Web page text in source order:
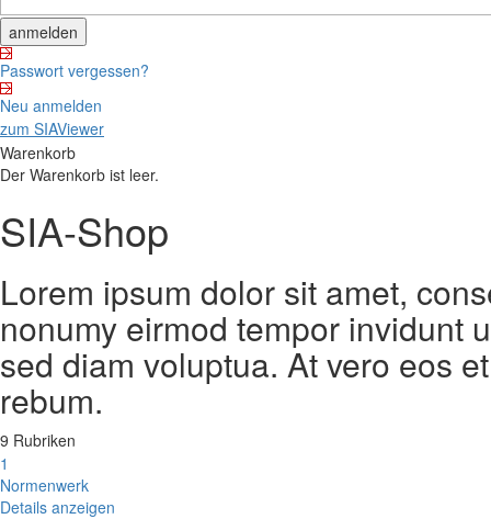
Passwort vergessen?
Neu anmelden
zum SIAViewer
Warenkorb
Der Warenkorb ist leer.
SIA-Shop
Lorem ipsum dolor sit amet,
nonumy eirmod tempor invidunt
sed diam voluptua. At vero eos
rebum.
9 Rubriken
1
Normenwerk
Details anzeigen